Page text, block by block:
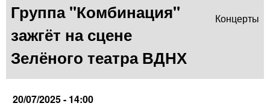
Группа "Комбинация"
зажгёт на сцене
Зелёного театра ВДНХ
Концерты
20/07/2025 - 14:00